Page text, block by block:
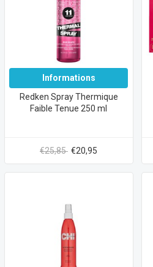
Informations
Redken Spray Thermique
Faible Tenue 250 ml
€25,85 €20,95